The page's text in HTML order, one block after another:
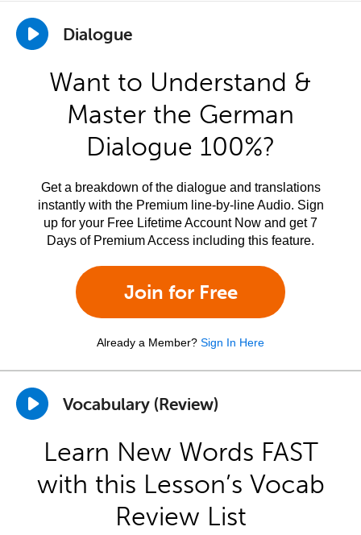
Dialogue
Want to Understand &
Master the German
Dialogue 100%?
Get a breakdown of the dialogue and translations
instantly with the Premium line-by-line Audio. Sign
up for your Free Lifetime Account Now and get 7
Days of Premium Access including this feature.
Join for Free
Already a Member? Sign In Here
Vocabulary (Review)
Learn New Words FAST
with this Lesson’s Vocab
Review List